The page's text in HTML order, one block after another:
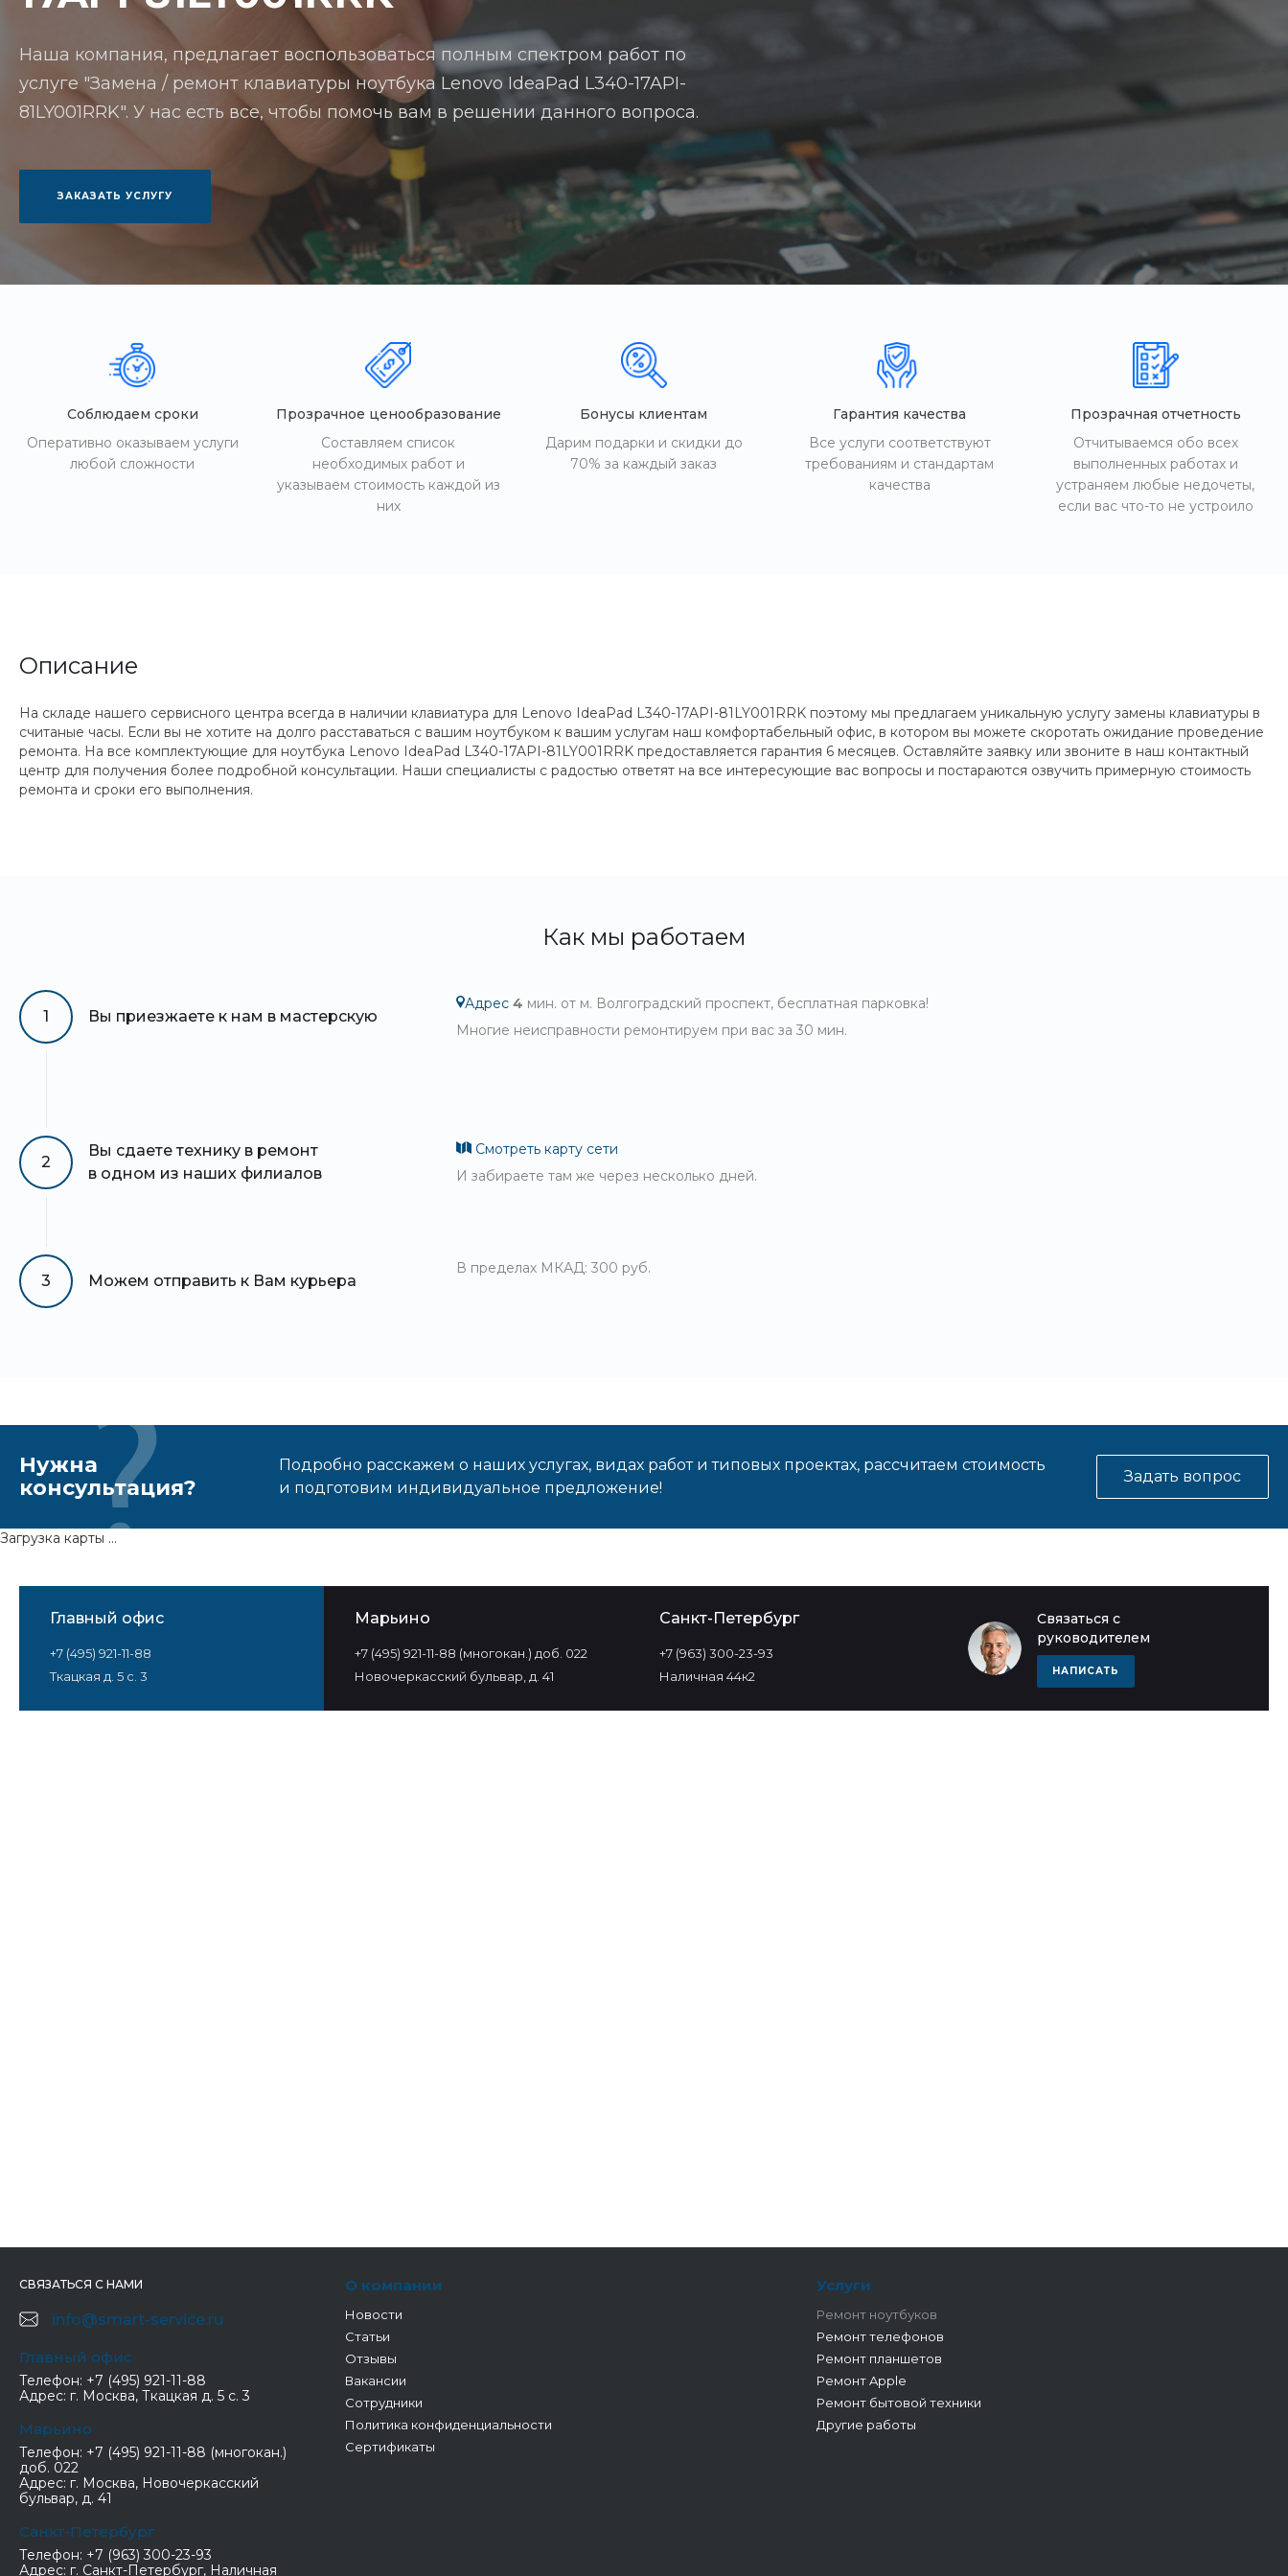
Наша компания, предлагает воспользоваться полным спектром работ по
услуге "Замена / ремонт клавиатуры ноутбука Lenovo IdeaPad L340-17API-
81LY001RRK". У нас есть все, чтобы помочь вам в решении данного вопроса.
ЗАКАЗАТЬ УСЛУГУ
Соблюдаем сроки
Оперативно оказываем услуги
любой сложности
Прозрачное ценообразование
Составляем список
необходимых работ и
указываем стоимость каждой из
них
Бонусы клиентам
Дарим подарки и скидки до
70% за каждый заказ
Гарантия качества
Все услуги соответствуют
требованиям и стандартам
качества
Прозрачная отчетность
Отчитываемся обо всех
выполненных работах и
устраняем любые недочеты,
если вас что-то не устроило
Описание
На складе нашего сервисного центра всегда в наличии клавиатура для Lenovo IdeaPad L340-17API-81LY001RRK поэтому мы предлагаем уникальную услугу замены клавиатуры в
считаные часы. Если вы не хотите на долго расставаться с вашим ноутбуком к вашим услугам наш комфортабельный офис, в котором вы можете скоротать ожидание проведение
ремонта. На все комплектующие для ноутбука Lenovo IdeaPad L340-17API-81LY001RRK предоставляется гарантия 6 месяцев. Оставляйте заявку или звоните в наш контактный
центр для получения более подробной консультации. Наши специалисты с радостью ответят на все интересующие вас вопросы и постараются озвучить примерную стоимость
ремонта и сроки его выполнения.
Как мы работаем
1 Вы приезжаете к нам в мастерскую
Адрес 4 мин. от м. Волгоградский проспект, бесплатная парковка!
Многие неисправности ремонтируем при вас за 30 мин.
2
Вы сдаете технику в ремонт
в одном из наших филиалов
Смотреть карту сети
И забираете там же через несколько дней.
3 Можем отправить к Вам курьера
В пределах МКАД: 300 руб.
Нужна
консультация?
Подробно расскажем о наших услугах, видах работ и типовых проектах, рассчитаем стоимость
и подготовим индивидуальное предложение!
Задать вопрос
Связаться с
руководителем
НАПИСАТЬ
Главный офис
+7 (495) 921-11-88
Ткацкая д. 5 с. 3
Марьино
+7 (495) 921-11-88 (многокан.) доб. 022
Новочеркасский бульвар, д. 41
Санкт-Петербург
+7 (963) 300-23-93
Наличная 44к2
Загрузка карты ...
СВЯЗАТЬСЯ С НАМИ
info@smart-service.ru
Главный офис
Телефон: +7 (495) 921-11-88
Адрес: г. Москва, Ткацкая д. 5 с. 3
Марьино
Телефон: +7 (495) 921-11-88 (многокан.)
доб. 022
Адрес: г. Москва, Новочеркасский
бульвар, д. 41
Санкт-Петербург
Телефон: +7 (963) 300-23-93
Адрес: г. Санкт-Петербург, Наличная
О компании
Новости
Статьи
Отзывы
Вакансии
Сотрудники
Политика конфиденциальности
Сертификаты
Услуги
Ремонт ноутбуков
Ремонт телефонов
Ремонт планшетов
Ремонт Apple
Ремонт бытовой техники
Другие работы